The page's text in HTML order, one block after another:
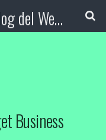
Booking Blog™ - Il blog del Web Marketing Turistico
Business